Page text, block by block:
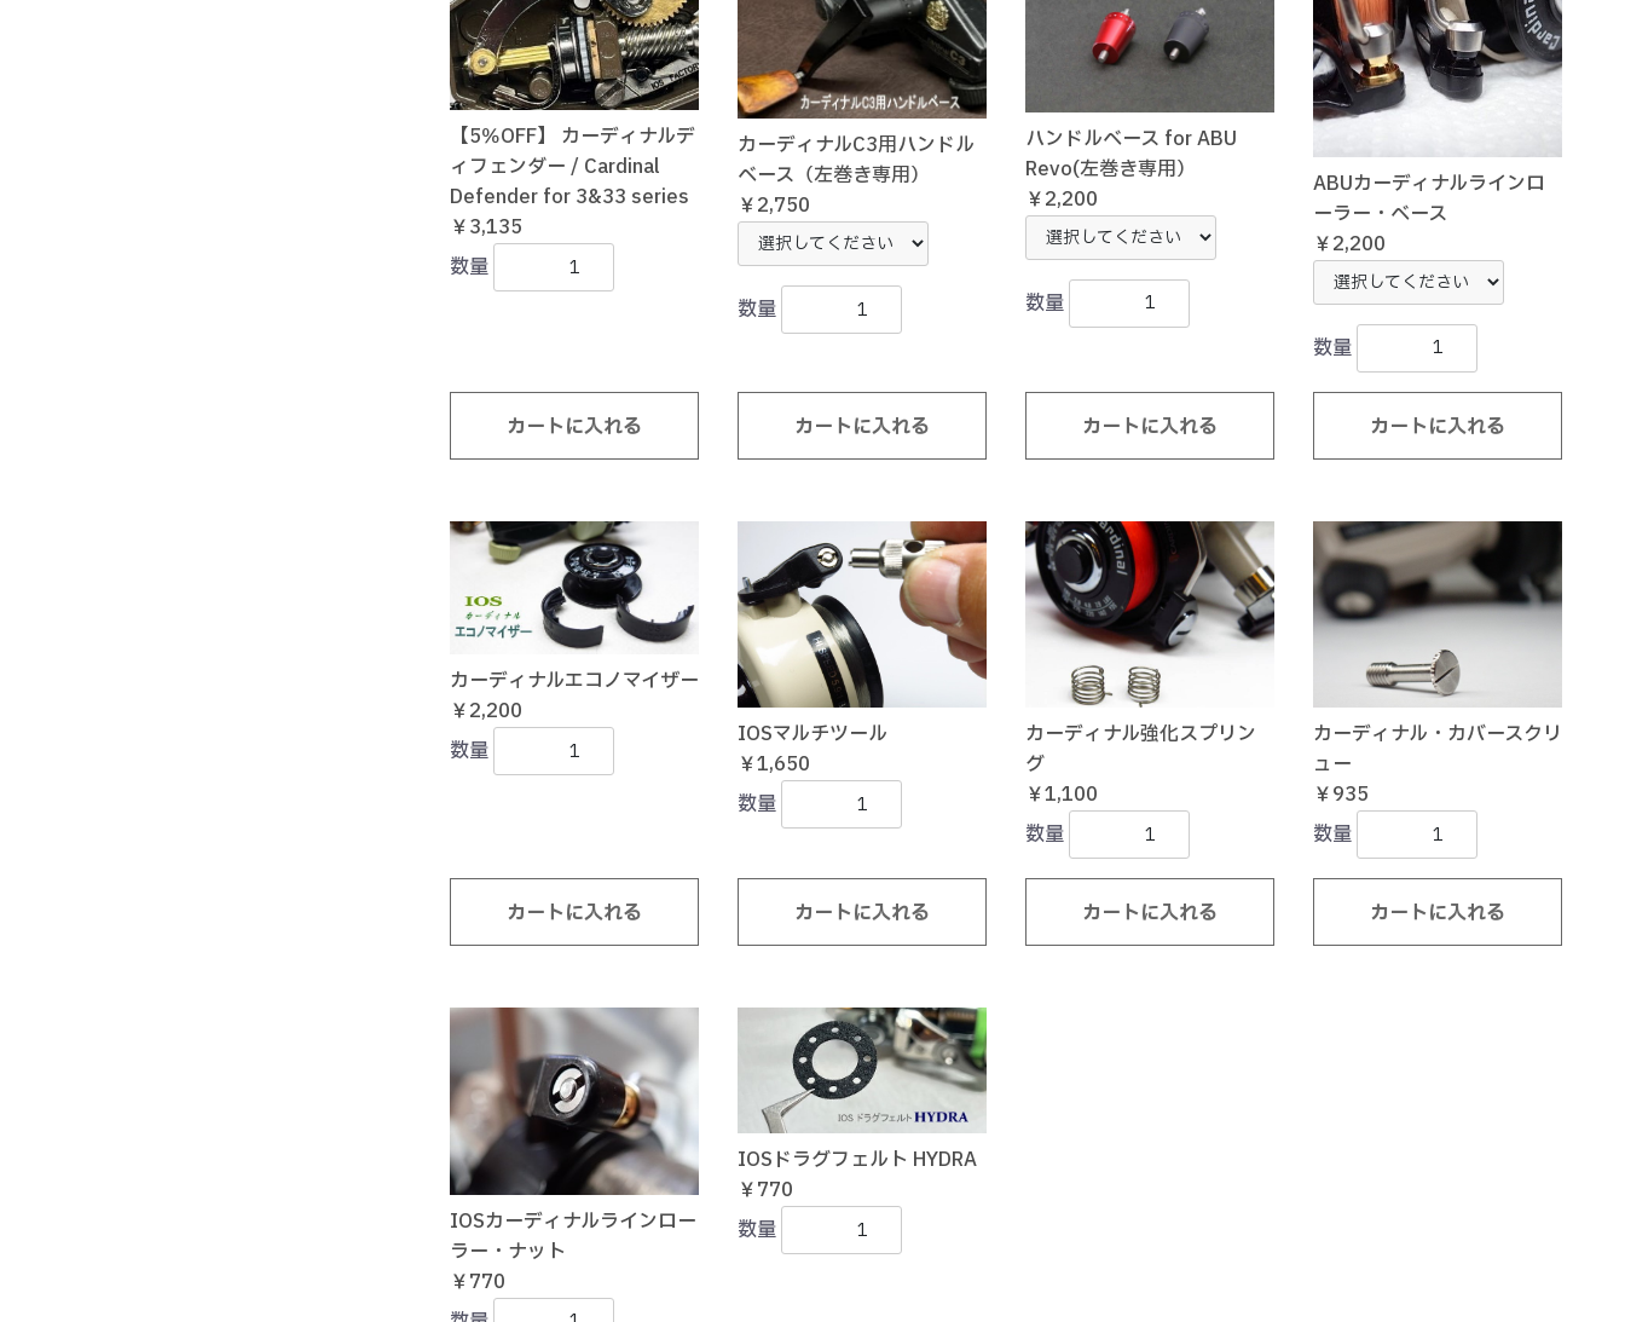
【5％OFF】 カーディナルデ
ィフェンダー / Cardinal
Defender for 3&33 series
￥3,135
数量
カートに入れる
カーディナルC3用ハンドル
ベース（左巻き専用）
￥2,750
数量
カートに入れる
ハンドルベース for ABU
Revo(左巻き専用）
￥2,200
数量
カートに入れる
ABUカーディナルラインロ
ーラー・ベース
￥2,200
数量
カートに入れる
カーディナルエコノマイザー
￥2,200
数量
カートに入れる
IOSマルチツール
￥1,650
数量
カートに入れる
カーディナル強化スプリン
グ
￥1,100
数量
カートに入れる
カーディナル・カバースクリ
ュー
￥935
数量
カートに入れる
IOSカーディナルラインロー
ラー・ナット
￥770
IOSドラグフェルト HYDRA
￥770
数量